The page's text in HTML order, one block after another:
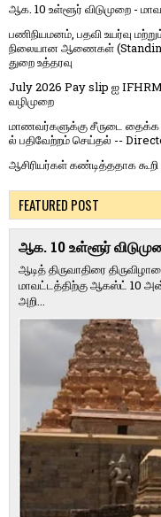
ஆக. 10 உள்ளூர் விடுமுறை -
பணிநியமனம், பதவி உயர்வு
நிலையான ஆணைகள்
துறை உத்தரவு
July 2026 Pay slip ஐ
வழிமுறை
மாணவர்களுக்கு சீருடை
ல் பதிவேற்றம் செய்தல் --
ஆசிரியர்கள் கண்டித்ததாக
FEATURED POST
ஆக. 10 உள்ளூர்
ஆடித் திருவாதிரை
மாவட்டத்திற்கு ஆகஸ்ட் 10
அறி...